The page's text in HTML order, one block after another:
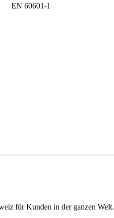
EN 60601-1
für Kunden in der ganzen Welt.